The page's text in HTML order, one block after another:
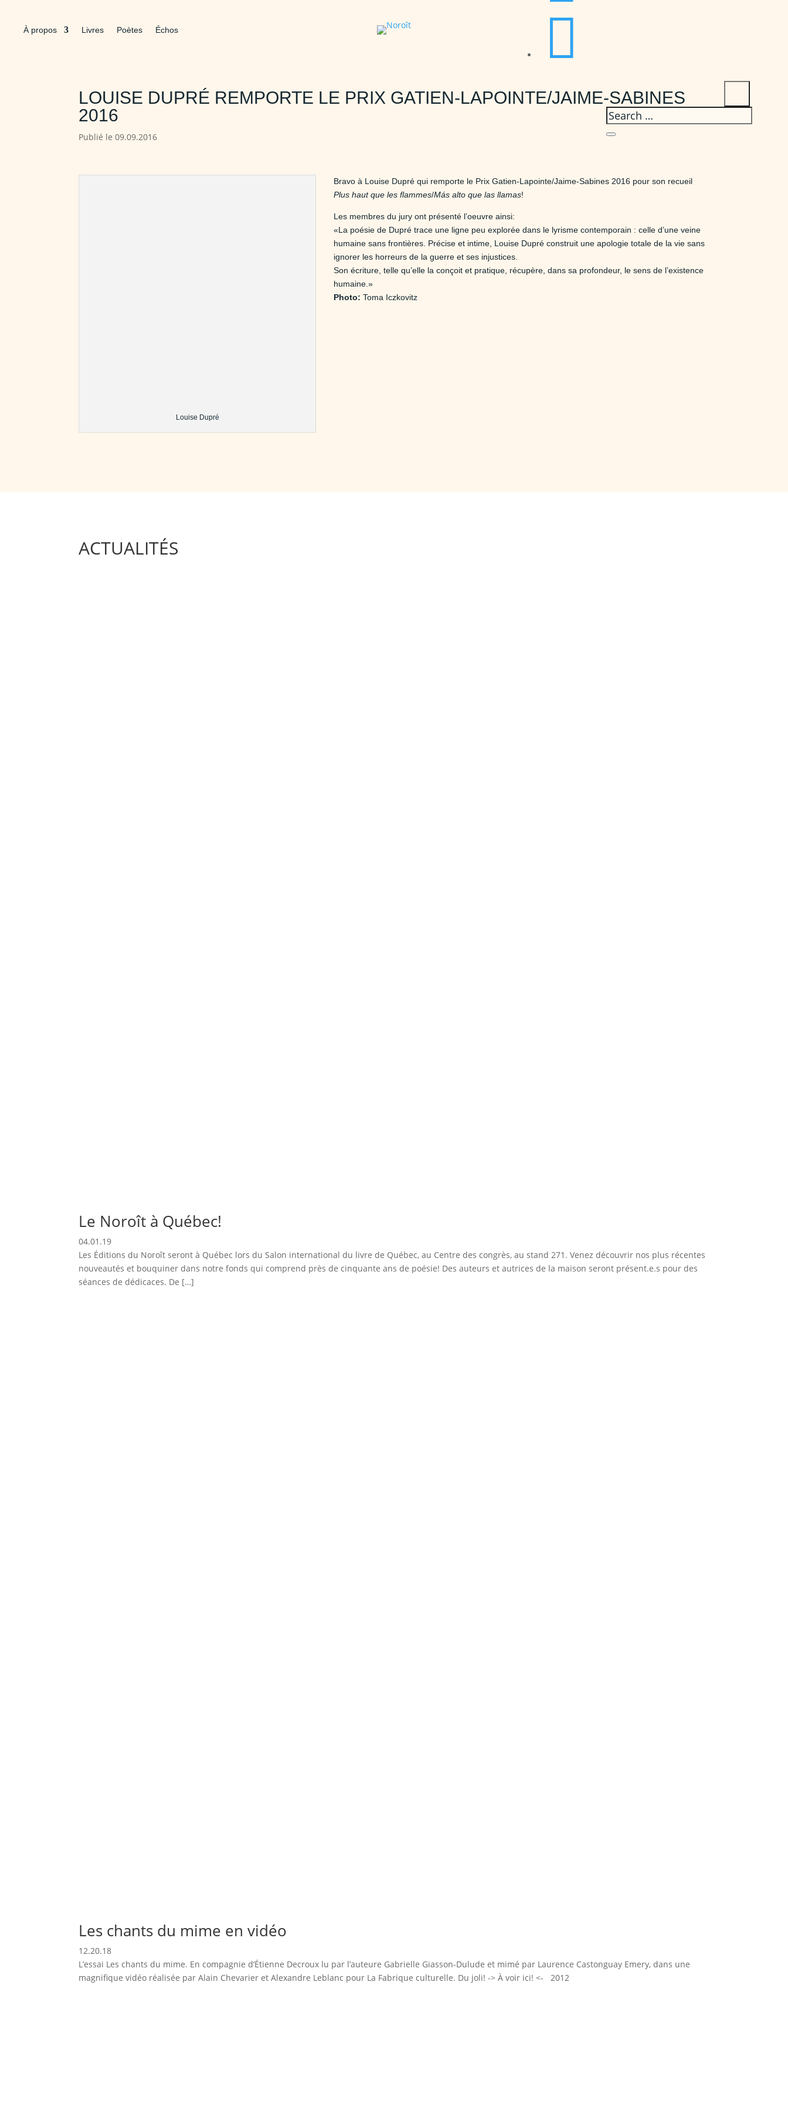
À propos Livres Poètes Échos

LOUISE DUPRÉ REMPORTE LE PRIX GATIEN-LAPOINTE/JAIME-SABINES
2016
Publié le 09.09.2016
Louise Dupré
Bravo à Louise Dupré qui remporte le Prix Gatien-Lapointe/Jaime-Sabines 2016 pour son recueil
Plus haut que les flammes/Más alto que las llamas!
Les membres du jury ont présenté l’oeuvre ainsi:
«La poésie de Dupré trace une ligne peu explorée dans le lyrisme contemporain : celle d’une veine
humaine sans frontières. Précise et intime, Louise Dupré construit une apologie totale de la vie sans
ignorer les horreurs de la guerre et ses injustices.
Son écriture, telle qu’elle la conçoit et pratique, récupère, dans sa profondeur, le sens de l’existence
humaine.»
Photo: Toma Iczkovitz
ACTUALITÉS
Le Noroît à Québec!
04.01.19
Les Éditions du Noroît seront à Québec lors du Salon international du livre de Québec, au Centre des congrès, au stand 271. Venez découvrir nos plus récentes
nouveautés et bouquiner dans notre fonds qui comprend près de cinquante ans de poésie! Des auteurs et autrices de la maison seront présent.e.s pour des
séances de dédicaces. De […]
Les chants du mime en vidéo
12.20.18
L’essai Les chants du mime. En compagnie d’Étienne Decroux lu par l’auteure Gabrielle Giasson-Dulude et mimé par Laurence Castonguay Emery, dans une
magnifique vidéo réalisée par Alain Chevarier et Alexandre Leblanc pour La Fabrique culturelle. Du joli! -> À voir ici! <- 2012